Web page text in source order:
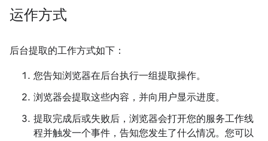
运作方式
后台提取的工作方式如下：
您告知浏览器在后台执行一组提取操作。
浏览器会提取这些内容，并向用户显示进度。
提取完成后或失败后，浏览器会打开您的服务工作线
程并触发一个事件，告知您发生了什么情况。您可以